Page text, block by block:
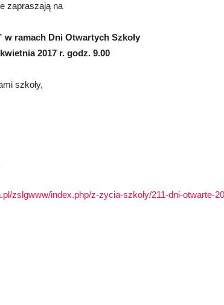
zapraszają na
ramach Dni Otwartych Szkoły
2017 r. godz. 9.00
szkoły,
zslgwww/index.php/z-zycia-szkoly/211-dni-otwarte-